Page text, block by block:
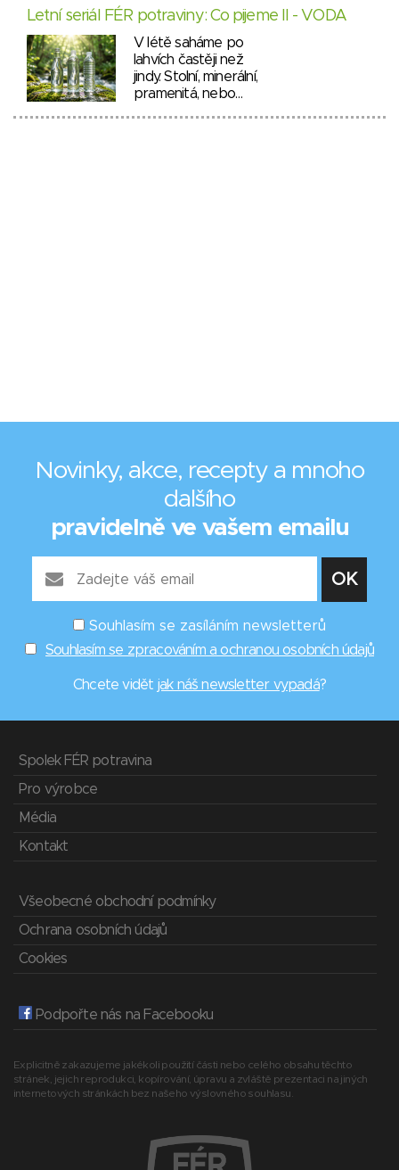
Letní seriál FÉR potraviny: Co pijeme II - VODA
V létě saháme po
lahvích častěji než
jindy. Stolní, minerální,
pramenitá, nebo…
Novinky, akce, recepty a mnoho
dalšího
pravidelně ve vašem emailu
Souhlasím se zasíláním newsletterů
Souhlasím se zpracováním a ochranou osobních údajů
Chcete vidět jak náš newsletter vypadá?
Spolek FÉR potravina
Pro výrobce
Média
Kontakt
Všeobecné obchodní podmínky
Ochrana osobních údajů
Cookies
Podpořte nás na Facebooku
Explicitně zakazujeme jakékoli použití části nebo celého obsahu těchto
stránek, jejich reprodukci, kopírování, úpravu a zvláště prezentaci na jiných
internetových stránkách bez našeho výslovného souhlasu.